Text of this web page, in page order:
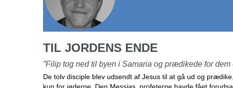
TIL JORDENS ENDE
”Filip tog ned til byen i Samaria og prædikede for dem
De tolv disciple blev udsendt af Jesus til at gå ud og
kun for jøderne. Den Messias, profeterne havde fået